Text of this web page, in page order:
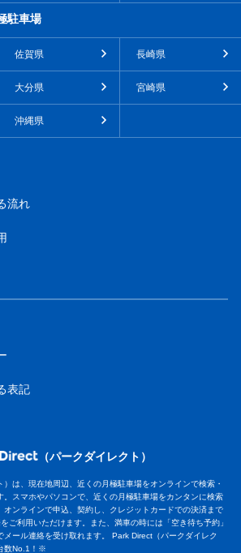
駐車場
佐賀県 長崎県
大分県 宮崎県
沖縄県
流れ
表記
（パークダイレクト）
は、現在地周辺、近くの月極駐車場をオンラインで検索・
。スマホやパソコンで、近くの月極駐車場をカンタンに検索
オンラインで申込、契約し、クレジットカードでの決済まで
ご利用いただけます。また、満車の時には「空き待ち予約」
メール連絡を受け取れます。 Park Direct（パークダイレク
数No.1！※